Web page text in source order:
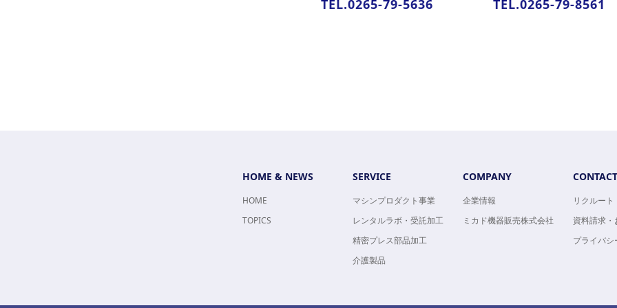
TEL.0265-79-5636
TEL.0265-79-8561
HOME & NEWS
HOME
TOPICS
SERVICE
マシンプロダクト事業
レンタルラボ・受託加工
精密プレス部品加工
介護製品
COMPANY
企業情報
ミカド機器販売株式会社
CONTACT
リクルート
資料請求
プライバシ